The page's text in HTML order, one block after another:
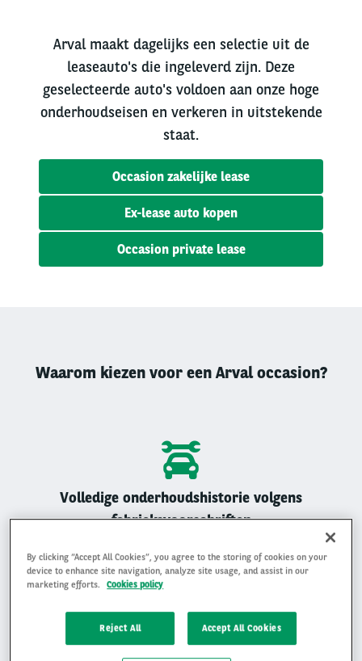
Arval maakt dagelijks een selectie uit de
leaseauto's die ingeleverd zijn. Deze
geselecteerde auto's voldoen aan onze hoge
onderhoudseisen en verkeren in uitstekende
staat.
Occasion zakelijke lease
Ex-lease auto kopen
Occasion private lease
Waarom kiezen voor een Arval occasion?
Volledige onderhoudshistorie volgens
fabrieksvoorschriften
Gemiddelde beoordeling van 4,9 op 5
By clicking “Accept All Cookies”, you agree to the storing of cookies on your
device to enhance site navigation, analyze site usage, and assist in our
marketing efforts.
Cookies policy
Reject All Accept All Cookies